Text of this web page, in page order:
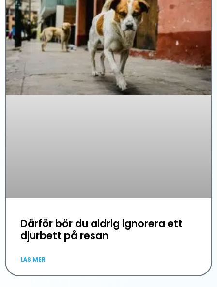
Därför bör du aldrig ignorera ett
djurbett på resan
LÄS MER